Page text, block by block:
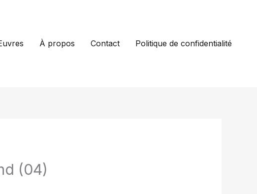
À propos Contact Politique de confidentialité
(04)